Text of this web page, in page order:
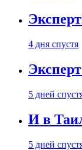
4 дня спустя
5 дней
И в
5 дней